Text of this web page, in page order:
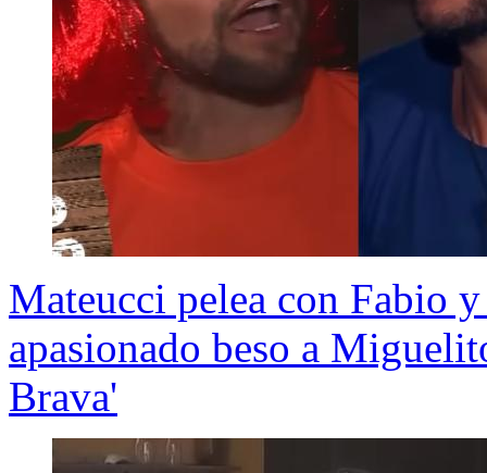
Mateucci pelea con Fabio
apasionado beso a
Brava'